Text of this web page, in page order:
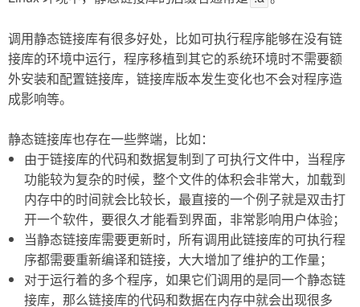
调用静态链接库有很多好处，比如可执行程序能够在没有链
接库的环境中运行，程序移植到其它的系统环境时不需要额
外安装和配置链接库，链接库版本发生变化也不会对程序造
成影响等。
静态链接库也存在一些弊端，比如：
由于链接库的代码和数据复制到了可执行文件中，当程序
功能较为复杂的时候，整个文件的体积会非常大，加载到
内存中的时间就会比较长，最直接的一个例子就是双击打
开一个软件，要很久才能看到界面，非常影响用户体验；
当静态链接库需要更新时，所有调用此链接库的可执行程
序都需要重新编译和链接，大大增加了维护的工作量；
对于运行着的多个程序，如果它们调用的是同一个静态链
接库，那么链接库的代码和数据在内存中就会出现很多